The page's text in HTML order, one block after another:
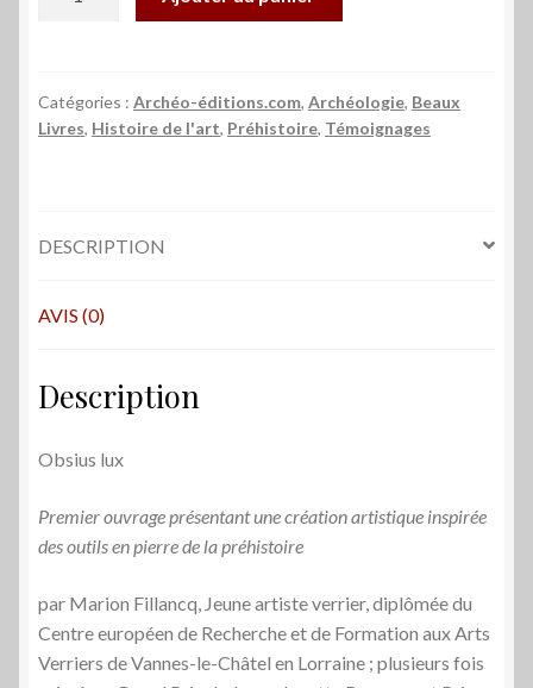
Catégories : Archéo-éditions.com, Archéologie, Beaux
Livres, Histoire de l'art, Préhistoire, Témoignages
DESCRIPTION
AVIS (0)
Description
Obsius lux
Premier ouvrage présentant une création artistique inspirée
des outils en pierre de la préhistoire
par Marion Fillancq, Jeune artiste verrier, diplômée du
Centre européen de Recherche et de Formation aux Arts
Verriers de Vannes-le-Châtel en Lorraine ; plusieurs fois